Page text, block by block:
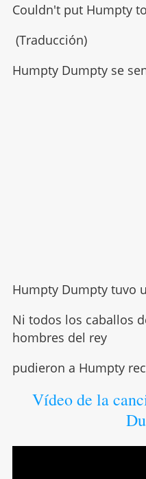
Couldn't put Humpty
(Traducción)
Humpty Dumpty se
Humpty Dumpty tuvo
Ni todos los caballos
hombres del rey
pudieron a Humpty
Vídeo de la